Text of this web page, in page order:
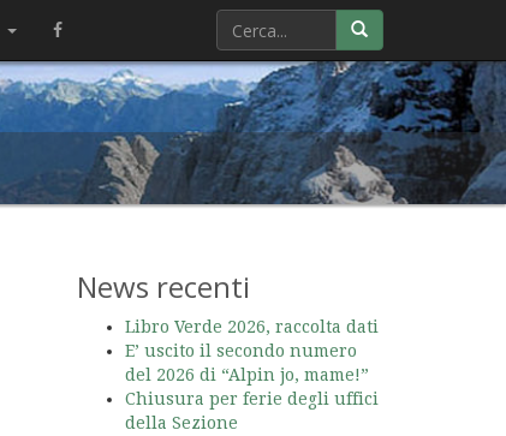
News recenti
Libro Verde 2026, raccolta dati
E’ uscito il secondo numero
del 2026 di “Alpin jo, mame!”
Chiusura per ferie degli uffici
della Sezione